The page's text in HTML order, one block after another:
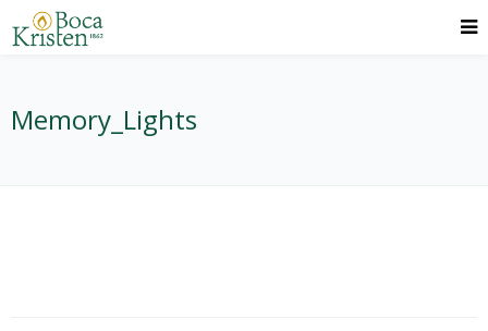
Memory_Lights